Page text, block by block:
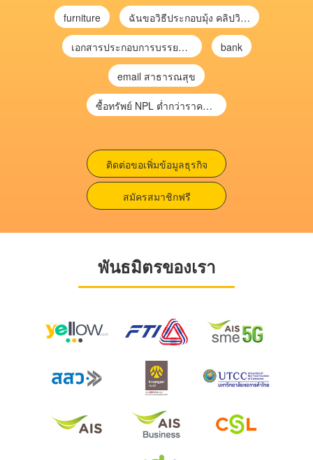
furniture ฉันขอวิธีประกอบมุ้ง คลิปวิดีโอ การประกอบมุ้ง
เอกสารประกอบการบรรยาย การประเมินความเสี่ยงเพื่อวางแผนการตรวจสอบ \ bank
email สาธารณสุข
ซื้อทรัพย์ NPL ต่ำกว่าราคาตลาด 30-70% แบบไม่ต้องไปประมูล”
ติดต่อขอเพิ่มข้อมูลธุรกิจ
สมัครสมาชิกฟรี
พันธมิตรของเรา